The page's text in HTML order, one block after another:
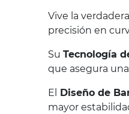
Vive la
precisión en
Su Tecnología
que asegura
El Diseño de
mayor